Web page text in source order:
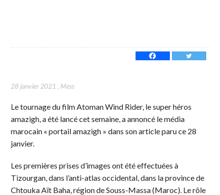
28 janvier 2021 , Mess
Le tournage du film Atoman Wind Rider, le super héros
amazigh, a été lancé cet semaine, a annoncé le média
marocain « portail amazigh » dans son article paru ce 28
janvier.
Les premières prises d’images ont été effectuées à
Tizourgan, dans l’anti-atlas occidental, dans la province de
Chtouka Aït Baha, région de Souss-Massa (Maroc). Le rôle